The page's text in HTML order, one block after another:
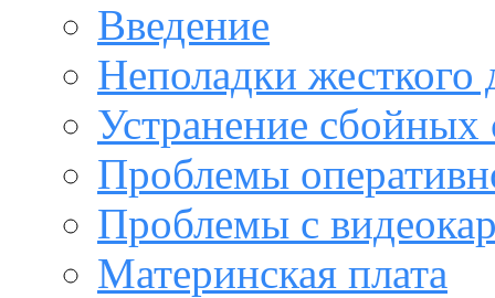
Введение
Неполадки жесткого
Устранение сбойных
Проблемы
Проблемы с
Материнская плата